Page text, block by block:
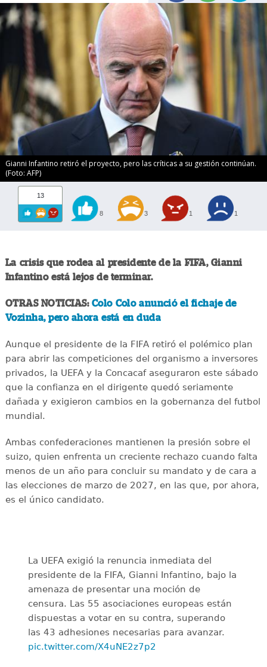
Gianni Infantino retiró el proyecto, pero las críticas a su gestión continúan.
(Foto: AFP)
13
8 3 1 1
La crisis que rodea al presidente de la FIFA, Gianni
Infantino está lejos de terminar.
OTRAS NOTICIAS: Colo Colo anunció el fichaje de
Vozinha, pero ahora está en duda
Aunque el presidente de la FIFA retiró el polémico plan
para abrir las competiciones del organismo a inversores
privados, la UEFA y la Concacaf aseguraron este sábado
que la confianza en el dirigente quedó seriamente
dañada y exigieron cambios en la gobernanza del futbol
mundial.
Ambas confederaciones mantienen la presión sobre el
suizo, quien enfrenta un creciente rechazo cuando falta
menos de un año para concluir su mandato y de cara a
las elecciones de marzo de 2027, en las que, por ahora,
es el único candidato.
La UEFA exigió la renuncia inmediata del
presidente de la FIFA, Gianni Infantino, bajo la
amenaza de presentar una moción de
censura. Las 55 asociaciones europeas están
dispuestas a votar en su contra, superando
las 43 adhesiones necesarias para avanzar.
pic.twitter.com/X4uNE2z7p2